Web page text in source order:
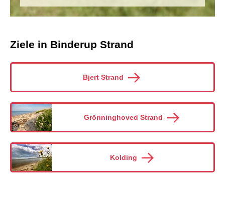
Ziele in Binderup Strand
Bjert Strand
Grönninghoved Strand
Kolding